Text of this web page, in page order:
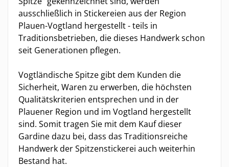
ausschließlich in Stickereien aus der Region
Plauen-Vogtland hergestellt - teils in
Traditionsbetrieben, die dieses Handwerk schon
seit Generationen pflegen.
Vogtländische Spitze gibt dem Kunden die
Sicherheit, Waren zu erwerben, die höchsten
Qualitätskriterien entsprechen und in der
Plauener Region und im Vogtland hergestellt
sind. Somit tragen Sie mit dem Kauf dieser
Gardine dazu bei, dass das Traditionsreiche
Handwerk der Spitzenstickerei auch weiterhin
Bestand hat.